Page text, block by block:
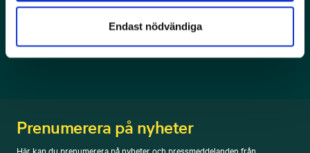
Endast nödvändiga
Åsvor Brynnel
Prenumerera på nyheter
Här kan du prenumerera på nyheter och pressmeddelanden från